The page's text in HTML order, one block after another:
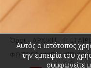
Όροι ΑΡΧΙΚΗ Η
ΦΩΤΟΓΡΑΦΙΕΣ
Αυτός ο ιστότοπος
την εμπειρία του
συμφωνείτε